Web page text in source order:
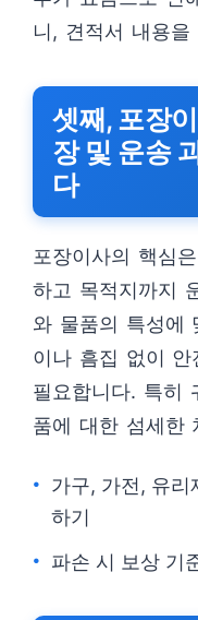
니, 견적서 내용
셋째, 포장
장 및 운송
다
포장이사의 핵심
하고 목적지까지
와 물품의 특성에
이나 흠집 없이 안
필요합니다. 특히
품에 대한 섬세한
가구, 가전, 유리
하기
파손 시 보상 기